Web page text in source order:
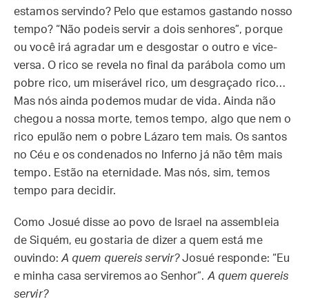
estamos servindo? Pelo que estamos gastando nosso
tempo? “Não podeis servir a dois senhores”, porque
ou você irá agradar um e desgostar o outro e vice-
versa. O rico se revela no final da parábola como um
pobre rico, um miserável rico, um desgraçado rico…
Mas nós ainda podemos mudar de vida. Ainda não
chegou a nossa morte, temos tempo, algo que nem o
rico epulão nem o pobre Lázaro tem mais. Os santos
no Céu e os condenados no Inferno já não têm mais
tempo. Estão na eternidade. Mas nós, sim, temos
tempo para decidir.
Como Josué disse ao povo de Israel na assembleia
de Siquém, eu gostaria de dizer a quem está me
ouvindo: A quem quereis servir?Josué responde: “Eu
e minha casa serviremos ao Senhor”. A quem quereis
servir?